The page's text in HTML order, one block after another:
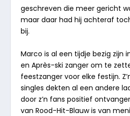
geschreven die meer gericht
maar daar had hij achteraf
bij.
Marco is al een tijdje bezig zijn
en Après-ski zanger om te
feestzanger voor elke festijn.
singles dekten al een andere
door z’n fans positief
van Rood-Hit-Blauw is van